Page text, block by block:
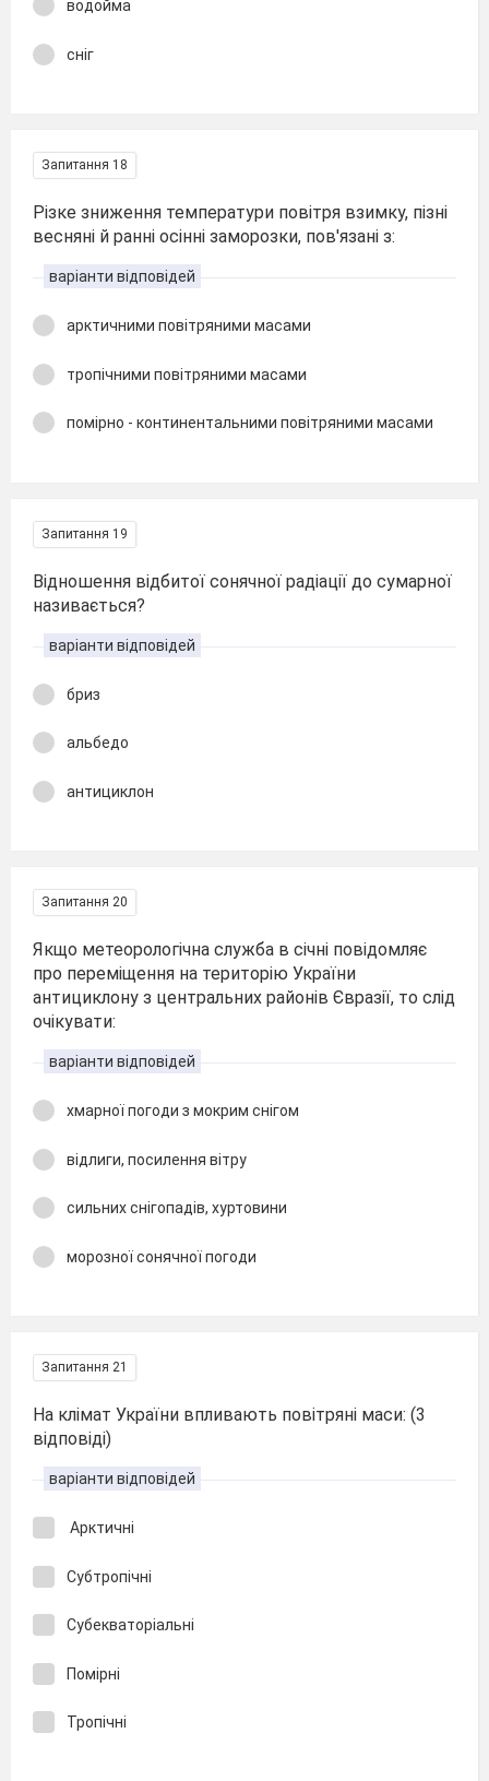
водойма
сніг
Запитання 18
Різке зниження температури повітря взимку, пізні
весняні й ранні осінні заморозки, пов′язані з:
варіанти відповідей
арктичними повітряними масами
тропічними повітряними масами
помірно - континентальними повітряними масами
Запитання 19
Відношення відбитої сонячної радіації до сумарної
називається?
варіанти відповідей
бриз
альбедо
антициклон
Запитання 20
Якщо метеорологічна служба в січні повідомляє
про переміщення на територію України
антициклону з центральних районів Євразії, то слід
очікувати:
варіанти відповідей
хмарної погоди з мокрим снігом
відлиги, посилення вітру
сильних снігопадів, хуртовини
морозної сонячної погоди
Запитання 21
На клімат України впливають повітряні маси: (3
відповіді)
варіанти відповідей
Арктичні
Субтропічні
Субекваторіальні
Помірні
Тропічні